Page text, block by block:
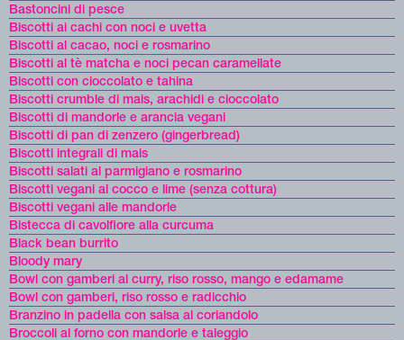
Bastoncini di pesce
Biscotti ai cachi con noci e uvetta
Biscotti al cacao, noci e rosmarino
Biscotti al tè matcha e noci pecan caramellate
Biscotti con cioccolato e tahina
Biscotti crumble di mais, arachidi e cioccolato
Biscotti di mandorle e arancia vegani
Biscotti di pan di zenzero (gingerbread)
Biscotti integrali di mais
Biscotti salati al parmigiano e rosmarino
Biscotti vegani al cocco e lime (senza cottura)
Biscotti vegani alle mandorle
Bistecca di cavolfiore alla curcuma
Black bean burrito
Bloody mary
Bowl con gamberi al curry, riso rosso, mango e edamame
Bowl con gamberi, riso rosso e radicchio
Branzino in padella con salsa al coriandolo
Broccoli al forno con mandorle e taleggio